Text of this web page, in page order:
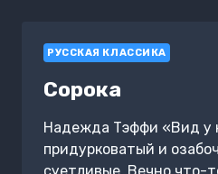
РУССКАЯ КЛАССИКА
Сорока
Надежда Тэффи «Вид у
придурковатый и
суетливые. Вечно что-